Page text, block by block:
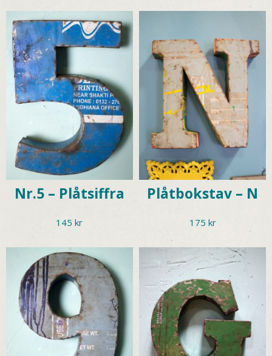
Nr.5 – Plåtsiffra
145kr
Plåtbokstav – N
175 kr